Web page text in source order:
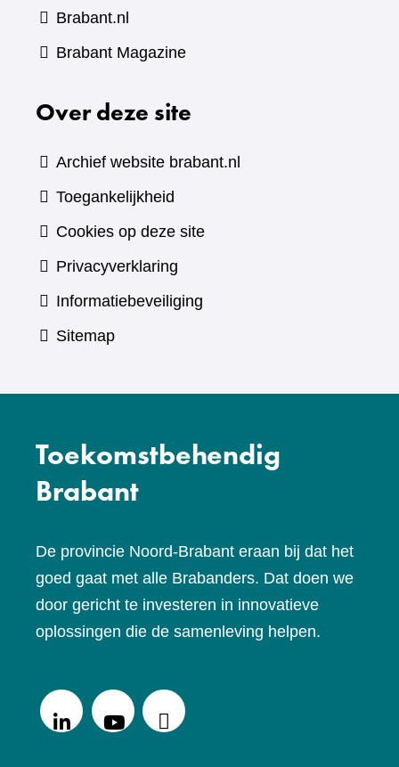
Brabant.nl
Brabant Magazine(verwijst
een
website)
Over deze site
Archief website brabant.nl
Toegankelijkheid
Cookies op deze site
Privacyverklaring
Informatiebeveiliging
Sitemap
Toekomstbehendig
Brabant
De provincie Noord-Brabant eraan bij dat het
goed gaat met alle Brabanders. Dat doen we
door gericht te investeren in innovatieve
oplossingen die de samenleving helpen.